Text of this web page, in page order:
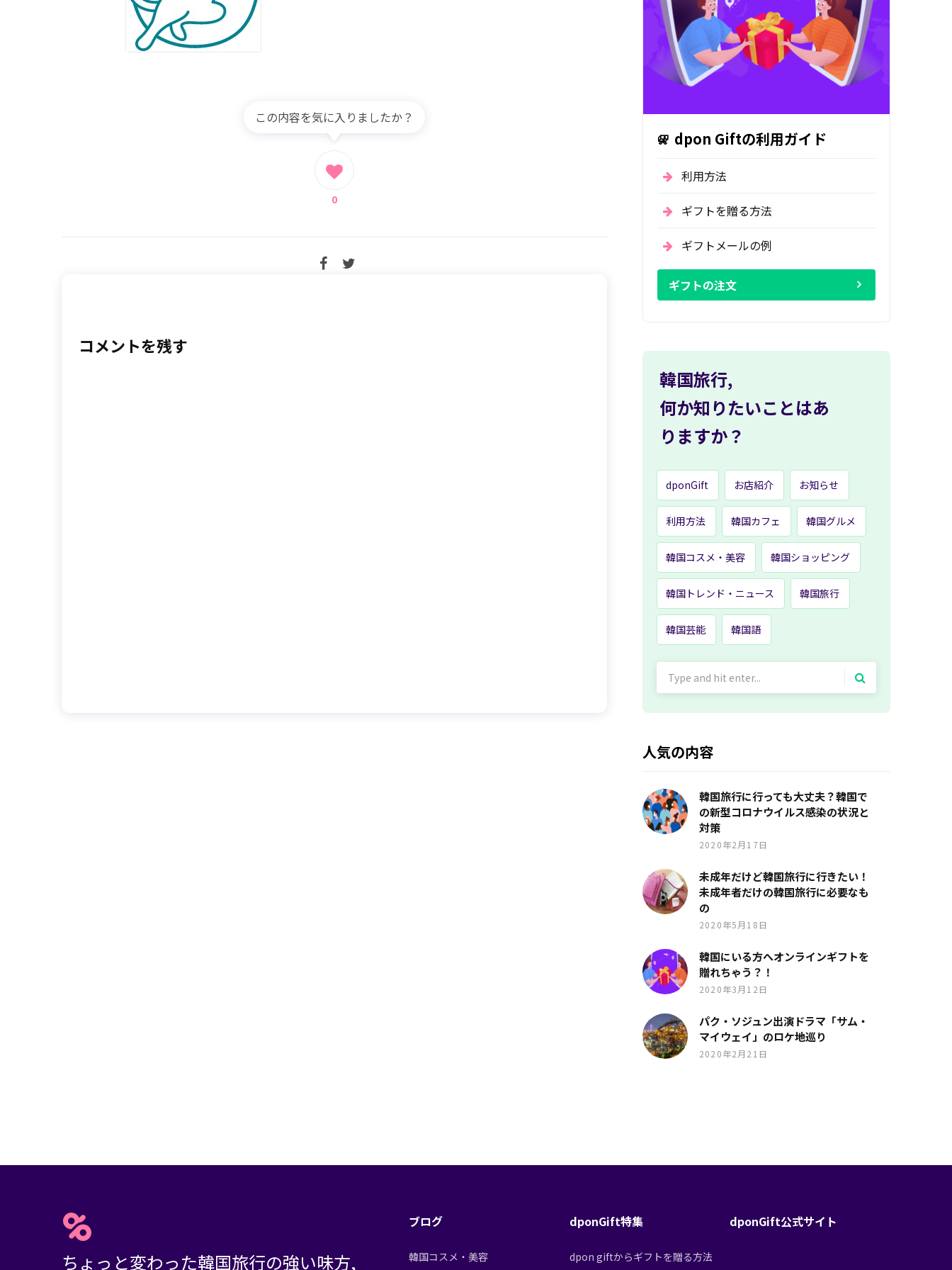
この内容を気に入りましたか？
0
コメントを残す
dpon Giftの利用ガイド
利用方法
ギフトを贈る方法
ギフトメールの例
ギフトの注文
韓国旅行,
何か知りたいことはあ
りますか？
dponGift お店紹介 お知らせ
利用方法 韓国カフェ 韓国グルメ
韓国コスメ・美容 韓国ショッピング
韓国トレンド・ニュース 韓国旅行
韓国芸能 韓国語
人気の内容
韓国旅行に行っても大丈夫？韓国で
の新型コロナウイルス感染の状況と
対策
2020年2月17日
未成年だけど韓国旅行に行きたい！
未成年者だけの韓国旅行に必要なも
の
2020年5月18日
韓国にいる方へオンラインギフトを
贈れちゃう？！
2020年3月12日
パク・ソジュン出演ドラマ「サム・
マイウェイ」のロケ地巡り
2020年2月21日
ちょっと変わった韓国旅行の強い味方,
ブログ
韓国コスメ・美容
dponGift特集
dpon giftからギフトを贈る方法
dponGift公式サイト